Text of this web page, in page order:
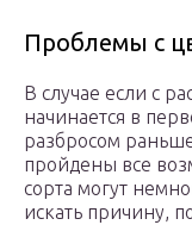
Проблемы с
В случае если с
начинается в
разбросом
пройдены все
сорта могут
искать причину,